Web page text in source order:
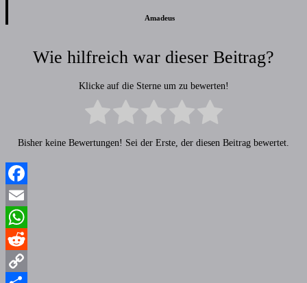
Amadeus
Wie hilfreich war dieser Beitrag?
Klicke auf die Sterne um zu bewerten!
Bisher keine Bewertungen! Sei der Erste, der diesen Beitrag bewertet.
Facebook
Email
WhatsApp
Reddit